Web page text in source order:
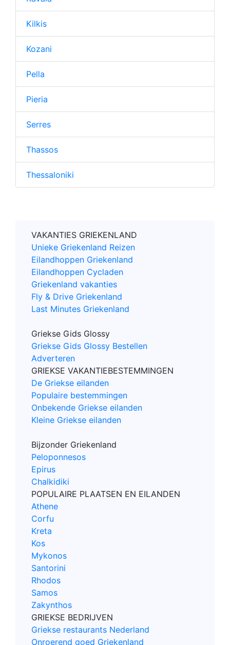
Kilkis
Kozani
Pella
Pieria
Serres
Thassos
Thessaloniki
VAKANTIES GRIEKENLAND
Unieke Griekenland Reizen
Eilandhoppen Griekenland
Eilandhoppen Cycladen
Griekenland vakanties
Fly & Drive Griekenland
Last Minutes Griekenland
Griekse Gids Glossy
Griekse Gids Glossy Bestellen
Adverteren
GRIEKSE VAKANTIEBESTEMMINGEN
De Griekse eilanden
Populaire bestemmingen
Onbekende Griekse eilanden
Kleine Griekse eilanden
Bijzonder Griekenland
Peloponnesos
Epirus
Chalkidiki
POPULAIRE PLAATSEN EN EILANDEN
Athene
Corfu
Kreta
Kos
Mykonos
Santorini
Rhodos
Samos
Zakynthos
GRIEKSE BEDRIJVEN
Griekse restaurants Nederland
Onroerend goed Griekenland